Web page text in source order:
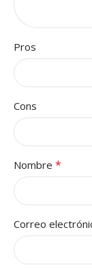
Pros
Cons
Nombre *
Correo